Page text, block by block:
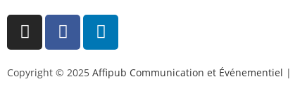
Copyright © 2025 Affipub Communication et Événementiel |